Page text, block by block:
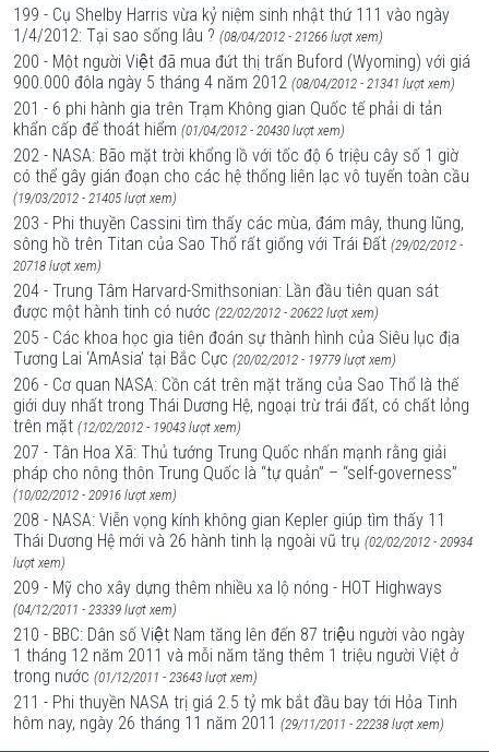
199 - Cụ Shelby Harris vừa kỷ niệm sinh nhật thứ 111 vào ngày
1/4/2012: Tại sao sống lâu ? (08/04/2012 - 21266 lượt xem)
200 - Một người Việt đã mua đứt thị trấn Buford (Wyoming) với giá
900.000 đôla ngày 5 tháng 4 năm 2012 (08/04/2012 - 21341 lượt xem)
201 - 6 phi hành gia trên Trạm Không gian Quốc tế phải di tản
khẩn cấp để thoát hiểm (01/04/2012 - 20430 lượt xem)
202 - NASA: Bão mặt trời khổng lồ với tốc độ 6 triệu cây số 1 giờ
có thể gây gián đoạn cho các hệ thống liên lạc vô tuyến toàn cầu
(19/03/2012 - 21405 lượt xem)
203 - Phi thuyền Cassini tìm thấy các mùa, đám mây, thung lũng,
sông hồ trên Titan của Sao Thổ rất giống với Trái Đất (29/02/2012 -
20718 lượt xem)
204 - Trung Tâm Harvard-Smithsonian: Lần đầu tiên quan sát
được một hành tinh có nước (22/02/2012 - 20622 lượt xem)
205 - Các khoa học gia tiên đoán sự thành hình của Siêu lục địa
Tương Lai ‘AmAsia’ tại Bắc Cực (20/02/2012 - 19779 lượt xem)
206 - Cơ quan NASA: Cồn cát trên mặt trăng của Sao Thổ là thế
giới duy nhất trong Thái Dương Hệ, ngoại trừ trái đất, có chất lỏng
trên mặt (12/02/2012 - 19043 lượt xem)
207 - Tân Hoa Xã: Thủ tướng Trung Quốc nhấn mạnh rằng giải
pháp cho nông thôn Trung Quốc là “tự quản” – “self-governess”
(10/02/2012 - 20916 lượt xem)
208 - NASA: Viễn vọng kính không gian Kepler giúp tìm thấy 11
Thái Dương Hệ mới và 26 hành tinh lạ ngoài vũ trụ (02/02/2012 - 20934
lượt xem)
209 - Mỹ cho xây dựng thêm nhiều xa lộ nóng - HOT Highways
(04/12/2011 - 23339 lượt xem)
210 - BBC: Dân số Việt Nam tăng lên đến 87 triệu người vào ngày
1 tháng 12 năm 2011 và mỗi năm tăng thêm 1 triệu người Việt ở
trong nước (01/12/2011 - 23643 lượt xem)
211 - Phi thuyền NASA trị giá 2.5 tỷ mk bắt đầu bay tới Hỏa Tinh
hôm nay, ngày 26 tháng 11 năm 2011 (29/11/2011 - 22238 lượt xem)